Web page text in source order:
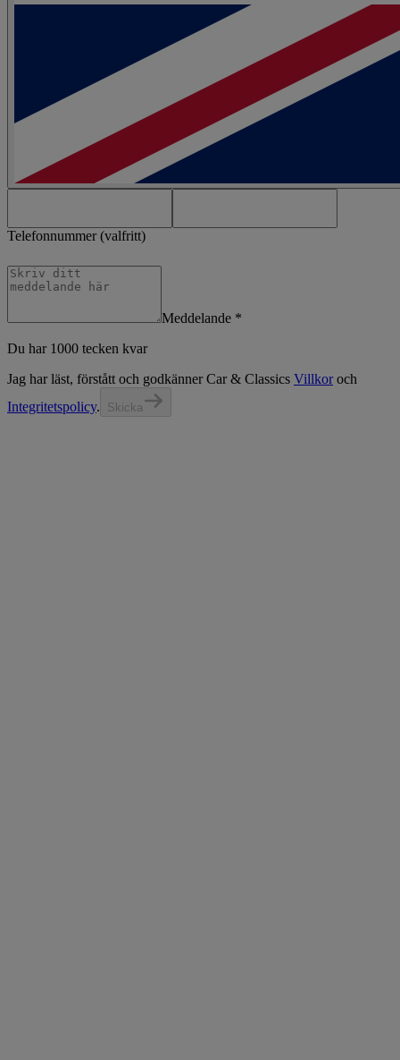
Telefonnummer (valfritt)
Meddelande *
Du har 1000 tecken kvar
Jag har läst, förstått och godkännerCar & Classics Villkoroch
Integritetspolicy. Skicka